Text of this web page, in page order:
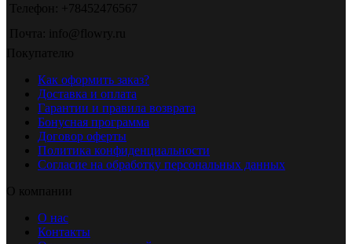
Телефон: +78452476567
Почта: info@flowry.ru
Покупателю
Как оформить заказ?
Доставка и оплата
Гарантии и правила возврата
Бонусная программа
Договор оферты
Политика конфиденциальности
Согласие на обработку персональных данных
О компании
О нас
Контакты